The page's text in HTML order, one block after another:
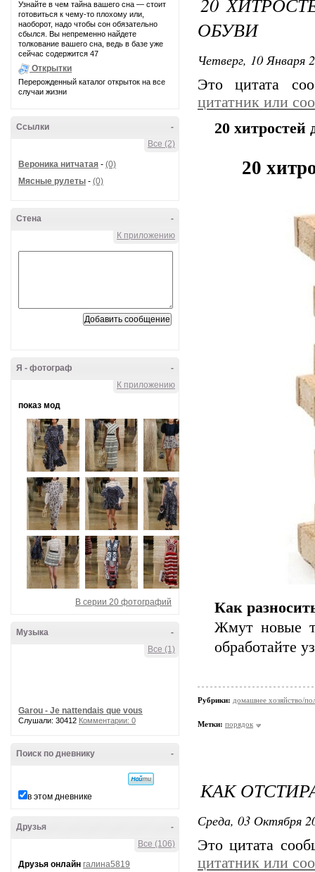
Узнайте в чем тайна вашего сна — стоит
готовиться к чему-то плохому или,
наоборот, надо чтобы сон обязательно
сбылся. Вы непременно найдете
толкование вашего сна, ведь в базе уже
сейчас содержится 47
Открытки
Перерожденный каталог открыток на все
случаи жизни
-
Ссылки
Все (2)
Вероника нитчатая - (0)
Мясные рулеты - (0)
-
Стена
К приложению
-
Я - фотограф
К приложению
показ мод
В серии 20 фотографий
-
Музыка
Все (1)
Garou - Je nattendais que vous
Слушали: 30412 Комментарии: 0
-
Поиск по дневнику
в этом дневнике
-
Друзья
Все (106)
Друзья онлайн галина5819
ОБУВИ
Четверг, 10 Января
Это цитата
цитатник или
20 хитростей
20
Как
Жмут новые
обработайте
Рубрики: домашнее хозяйство/
Метки: порядок
КАК
Среда, 03 Октября
Это цитата
цитатник или